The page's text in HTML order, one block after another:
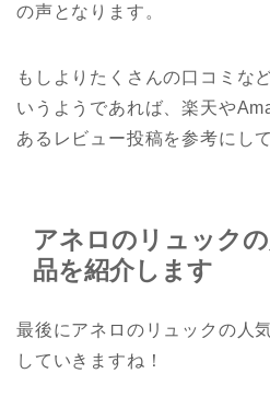
の声となります。
もしよりたくさんの口コミな
いうようであれば、楽天や
あるレビュー投稿を参考にし
アネロのリュック
品を紹介します
最後にアネロのリュックの人
していきますね！